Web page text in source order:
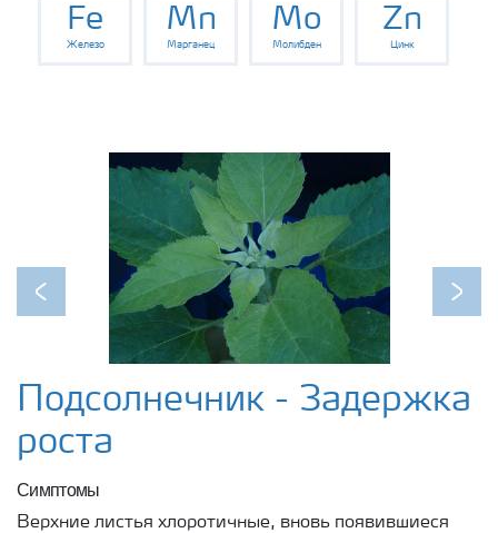
Fe
Железо
Mn
Марганец
Mo
Молибден
Zn
Цинк
Previous Next
Подсолнечник - Задержка
роста
Симптомы
Верхние листья хлоротичные, вновь появившиеся